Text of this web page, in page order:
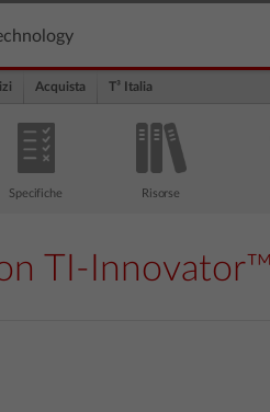
Acquista T³ Italia
Specifiche Risorse
TI-